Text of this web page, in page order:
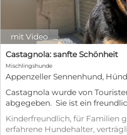
mit Video
Castagnola: sanfte Schönheit
Mischlingshunde
Appenzeller Sennenhund,
Castagnola wurde von
abgegeben. Sie ist ein freundliches, etwas
zurückhaltendes Mädchen, das sich etwas schwer
tut, ihren Platz im Rudel zu
Kinderfreundlich, für Familien
erfahrene Hundehalter,